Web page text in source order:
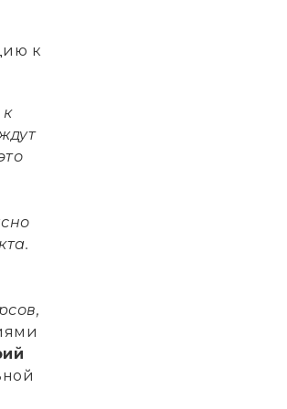
к